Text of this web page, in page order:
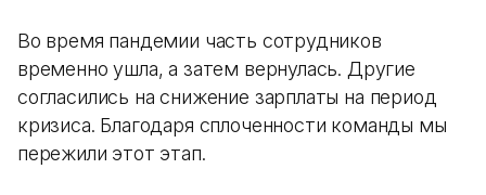
Во время пандемии часть сотрудников
временно ушла, а затем вернулась. Другие
согласились на снижение зарплаты на период
кризиса. Благодаря сплоченности команды мы
пережили этот этап.